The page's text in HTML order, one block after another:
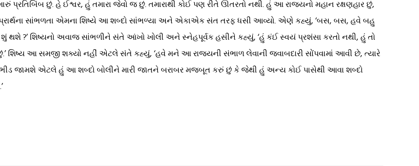
પ્રતિબિંબ છું. હે ઈશ્વર, હું તમારા જેવો જ છું. તમારાથી કોઈ પણ રીતે ઊતરતો નથી. હું આ રાજ્યનો મહાન રક્ષણહાર છું,
સાંભળતા એમના શિષ્યે આ શબ્દો સાંભળ્યા અને એકાએક સંત તરફ ધસી આવ્યો. એણે કહ્યું, ‘બસ, બસ, હવે બહુ
થશે ?’ શિષ્યનો અવાજ સાંભળીને સંતે આંખો ખોલી અને સ્નેહપૂર્વક હસીને કહ્યું, ‘હું કંઈ સ્વયં પ્રશંસા કરતો નથી, હું તો
છું.’ શિષ્ય આ સમજી શક્યો નહીં એટલે સંતે કહ્યું, ‘હવે મને આ રાજ્યની સંભાળ લેવાની જવાબદારી સોંપવામાં આવી છે, ત્યારે
ભીડ જામશે એટલે હું આ શબ્દો બોલીને મારી જાતને બરાબર મજબૂત કરું છું કે જેથી હું અન્ય કોઈ પાસેથી આવા શબ્દો